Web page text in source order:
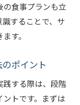
の食事プランも立
することで、サ
す。
ポイント
践する際は、段階
トです。まずは